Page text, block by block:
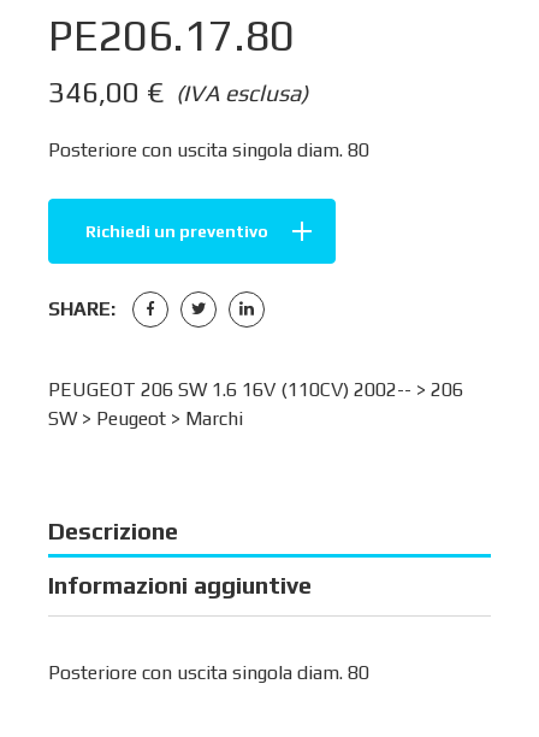
PE206.17.80
(IVA esclusa)
346,00 €
Posteriore con uscita singola diam. 80
Richiedi un preventivo
SHARE:
PEUGEOT 206 SW 1.6 16V (110CV) 2002-- > 206
SW> Peugeot > Marchi
Descrizione
Informazioni aggiuntive
Posteriore con uscita singola diam. 80